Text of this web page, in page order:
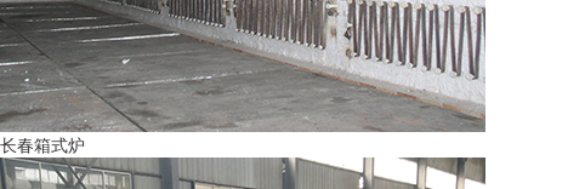
长春箱式炉